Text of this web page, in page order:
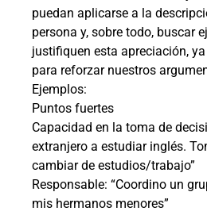
puedan aplicarse a la
persona y, sobre todo, buscar
justifiquen esta apreciación,
para reforzar nuestros
Ejemplos:
Puntos fuertes
Capacidad en la toma de
extranjero a estudiar inglés.
cambiar de estudios/trabajo”
Responsable: “Coordino un
mis hermanos menores”